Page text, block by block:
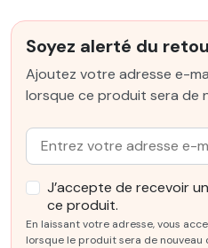
Soyez alerté du
Ajoutez votre adresse e-
lorsque ce produit sera de
Email :
J’accepte de recevoir
ce produit.
En laissant votre adresse, vous
lorsque le produit sera de nouveau